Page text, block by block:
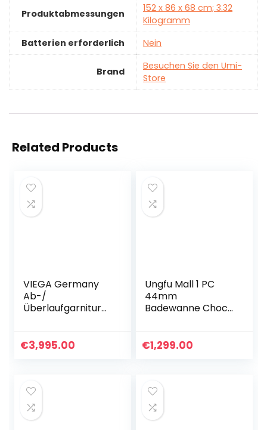
Produktabmessungen
‎152 x 86 x 68 cm; 3.32
Kilogramm
Batterien erforderlich
‎Nein
Brand
Besuchen Sie den Umi-
Store
Related Products
VIEGA Germany
Ab-/
Überlaufgarnitur
Komplettset
€3,995.00
Ungfu Mall 1 PC
44mm
Badewanne Chock
Ersatz Pop-Up-
€1,299.00